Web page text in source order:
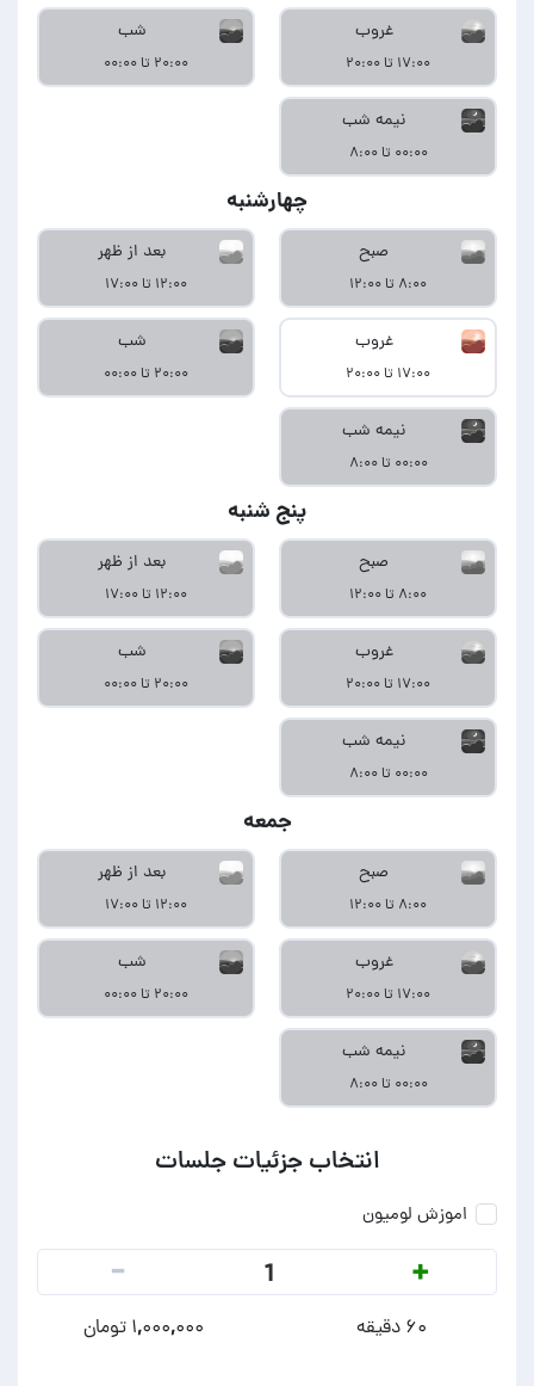
غروب
۱۷:۰۰ تا ۲۰:۰۰
شب
۲۰:۰۰ تا ۰۰:۰۰
نیمه شب
۰۰:۰۰ تا ۸:۰۰
چهارشنبه
صبح
۸:۰۰ تا ۱۲:۰۰
بعد از ظهر
۱۲:۰۰ تا ۱۷:۰۰
غروب
۱۷:۰۰ تا ۲۰:۰۰
شب
۲۰:۰۰ تا ۰۰:۰۰
نیمه شب
۰۰:۰۰ تا ۸:۰۰
پنج شنبه
صبح
۸:۰۰ تا ۱۲:۰۰
بعد از ظهر
۱۲:۰۰ تا ۱۷:۰۰
غروب
۱۷:۰۰ تا ۲۰:۰۰
شب
۲۰:۰۰ تا ۰۰:۰۰
نیمه شب
۰۰:۰۰ تا ۸:۰۰
جمعه
صبح
۸:۰۰ تا ۱۲:۰۰
بعد از ظهر
۱۲:۰۰ تا ۱۷:۰۰
غروب
۱۷:۰۰ تا ۲۰:۰۰
شب
۲۰:۰۰ تا ۰۰:۰۰
نیمه شب
۰۰:۰۰ تا ۸:۰۰
انتخاب جزئیات جلسات
اموزش لومیون
+
1
-
۶۰ دقیقه ۱,۰۰۰,۰۰۰ تومان